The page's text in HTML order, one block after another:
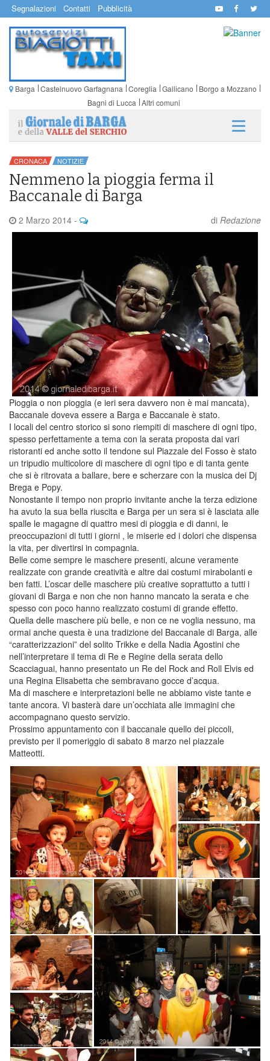
Segnalazioni Contatti Pubblicità
Barga Castelnuovo Garfagnana Coreglia Gallicano
Borgo a Mozzano
Bagni di Lucca Altri comuni
CRONACA NOTIZIE
Nemmeno la pioggia ferma il
Baccanale di Barga
2 Marzo 2014 - di Redazione
Pioggia o non pioggia (e ieri sera davvero non è mai mancata),
Baccanale doveva essere a Barga e Baccanale è stato.
I locali del centro storico si sono riempiti di maschere di ogni tipo,
spesso perfettamente a tema con la serata proposta dai vari
ristoranti ed anche sotto il tendone sul Piazzale del Fosso è stato
un tripudio multicolore di maschere di ogni tipo e di tanta gente
che si è ritrovata a ballare, bere e scherzare con la musica dei Dj
Brega e Popy.
Nonostante il tempo non proprio invitante anche la terza edizione
ha avuto la sua bella riuscita e Barga per un sera si è lasciata alle
spalle le magagne di quattro mesi di pioggia e di danni, le
preoccupazioni di tutti i giorni , le miserie ed i dolori che dispensa
la vita, per divertirsi in compagnia.
Belle come sempre le maschere presenti, alcune veramente
realizzate con grande creatività e altre dai costumi mirabolanti e
ben fatti. L’oscar delle maschere più creative soprattutto a tutti i
giovani di Barga e non che non hanno mancato la serata e che
spesso con poco hanno realizzato costumi di grande effetto.
Quella delle maschere più belle, e non ce ne voglia nessuno, ma
ormai anche questa è una tradizione del Baccanale di Barga, alle
“caratterizzazioni” del solito Trikke e della Nadia Agostini che
nell’interpretare il tema di Re e Regine della serata dello
Scacciaguai, hanno presentato un Re del Rock and Roll Elvis ed
una Regina Elisabetta che sembravano gocce d’acqua.
Ma di maschere e interpretazioni belle ne abbiamo viste tante e
tante ancora. Vi basterà dare un’occhiata alle immagini che
accompagnano questo servizio.
Prossimo appuntamento con il baccanale quello dei piccoli,
previsto per il pomeriggio di sabato 8 marzo nel piazzale
Matteotti.